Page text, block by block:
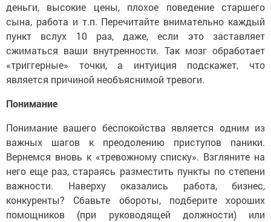
деньги, высокие цены, плохое поведение старшего
сына, работа и т.п. Перечитайте внимательно каждый
пункт вслух 10 раз, даже, если это заставляет
сжиматься ваши внутренности. Так мозг обработает
«триггерные» точки, а интуиция подскажет, что
является причиной необъяснимой тревоги.
Понимание
Понимание вашего беспокойства является одним из
важных шагов к преодолению приступов паники.
Вернемся вновь к «тревожному списку». Взгляните на
него еще раз, стараясь разместить пункты по степени
важности. Наверху оказались работа, бизнес,
конкуренты? Сбавьте обороты, подберите хороших
помощников (при руководящей должности) или